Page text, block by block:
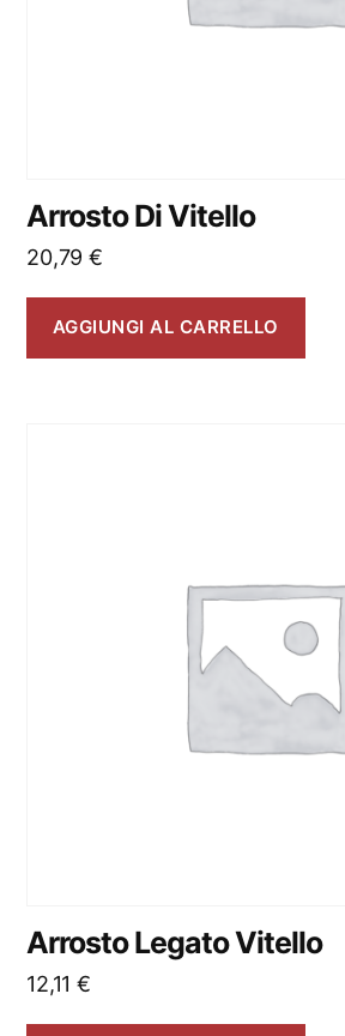
Arrosto Di Vitello
20,79 €
AGGIUNGI AL CARRELLO
Arrosto Legato Vitello
12,11 €